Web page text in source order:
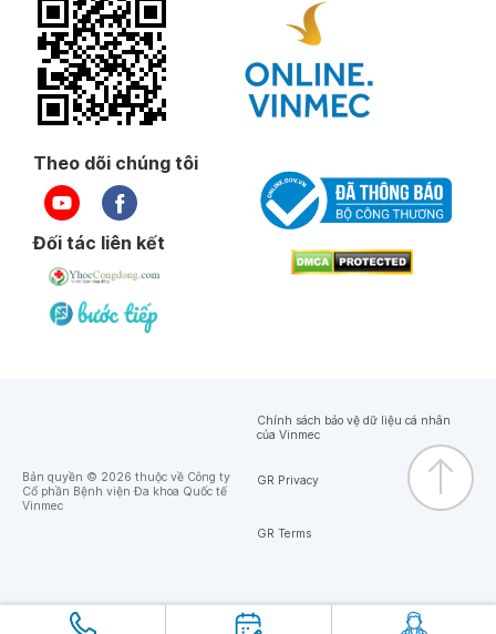
Theo dõi chúng tôi
Đối tác liên kết
Bản quyền © 2026 thuộc về Công ty
Cổ phần Bệnh viện Đa khoa Quốc tế
Vinmec
Chính sách bảo vệ dữ liệu cá nhân
của Vinmec
GR Privacy
GR Terms